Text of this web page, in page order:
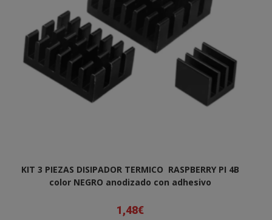
KIT 3 PIEZAS DISIPADOR TERMICO RASPBERRY PI 4B
color NEGRO anodizado con adhesivo
1,48€